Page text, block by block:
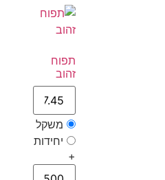
תפוח
זהוב
משקל
יחידות
+